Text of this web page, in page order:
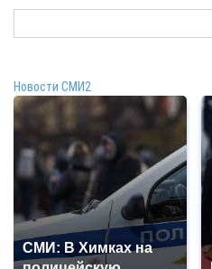
Новости СМИ2
СМИ: В Химках на